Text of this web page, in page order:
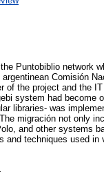
Puntobiblio network
Comisión
of the project and the
system had become
libraries- was
migración not only
and other systems
and techniques used